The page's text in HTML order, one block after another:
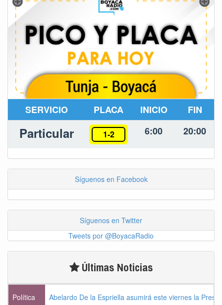
SERVICIO PLACA INICIO FIN
Particular 1-2 6:00 20:00
Síguenos en Facebook
Síguenos en Twitter
Tweets por @BoyacaRadio
Últimas Noticias
Política Abelardo De la Espriella asumirá este viernes la